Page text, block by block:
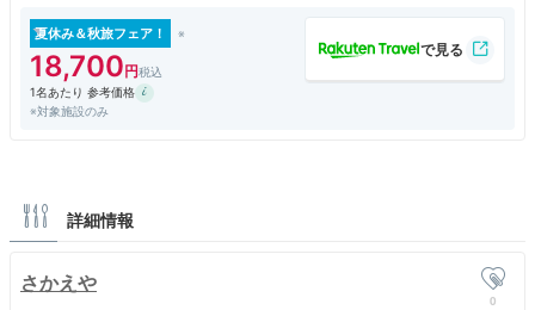
夏休み＆秋旅フェア！
18,700
1名あたり 参考価格
※対象施設のみ
詳細情報
さかえや
0